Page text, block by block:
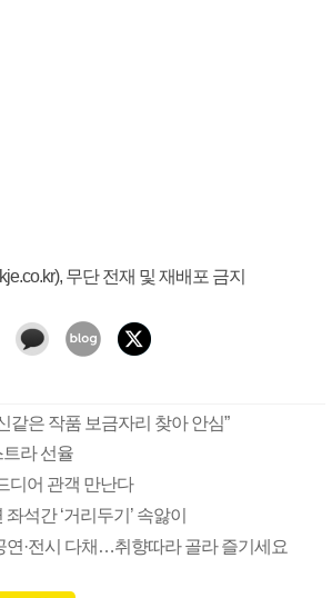
무단 전재 및 재배포 금지
같은 작품 보금자리 찾아 안심”
라 선율
디어 관객 만난다
석간 ‘거리두기’ 속앓이
연·전시 다채…취향따라 골라 즐기세요